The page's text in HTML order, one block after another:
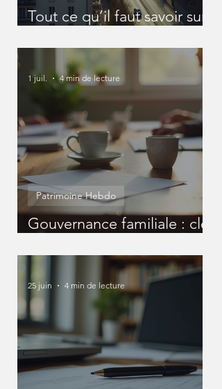
Tout ce qu’il faut savoir sur
Gouvernance familiale : clé
Patrimoine Hebdo
1 juil. 4 min de lecture
25 juin 4 min de lecture